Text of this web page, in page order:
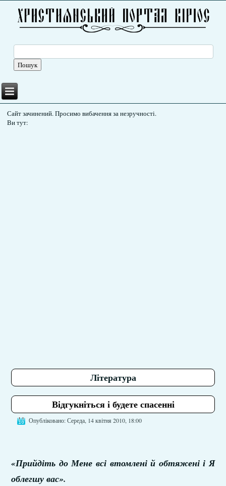
Сайт зачинений. Просимо вибачення за незручності.
Ви тут:
Література
Відгукніться і будете спасенні
Опубліковано: Середа, 14 квітня 2010, 18:00
«Прийдіть до Мене всі втомлені й обтяжені і Я
облегшу вас».